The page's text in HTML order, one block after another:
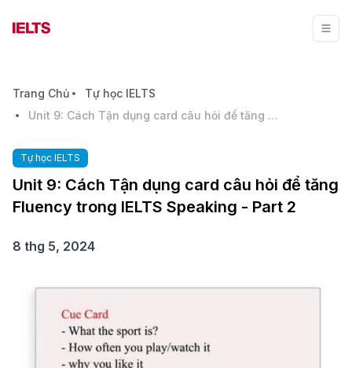
Trang Chủ
Tự học IELTS
Unit 9: Cách Tận dụng card câu hỏi để tăng Fluency trong IELTS Speaking - Part 2
Tự học IELTS
Unit 9: Cách Tận dụng card câu hỏi để tăng
Fluency trong IELTS Speaking - Part 2
8 thg 5, 2024